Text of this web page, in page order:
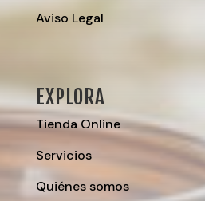
Aviso Legal
EXPLORA
Tienda Online
Servicios
Quiénes somos